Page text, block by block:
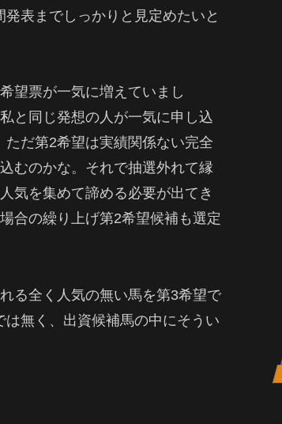
表までしっかりと見定めたいと
望票が一気に増えていまし
と同じ発想の人が一気に申し込
だ第2希望は実績関係ない完全
むのかな。それで抽選外れて縁
気を集めて諦める必要が出てき
合の繰り上げ第2希望候補も選定
る全く人気の無い馬を第3希望で
無く、出資候補馬の中にそうい